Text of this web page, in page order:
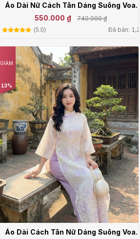
Áo Dài Nữ Cách Tân Dáng Suông Voan
4 Tà Tay Dài Mặc Tết AT04
550.000 ₫ 740.000 ₫
(5.0) Đã bán: 1,2k
GIẢM
13%
Áo Dài Cách Tân Nữ Dáng Suông Voan